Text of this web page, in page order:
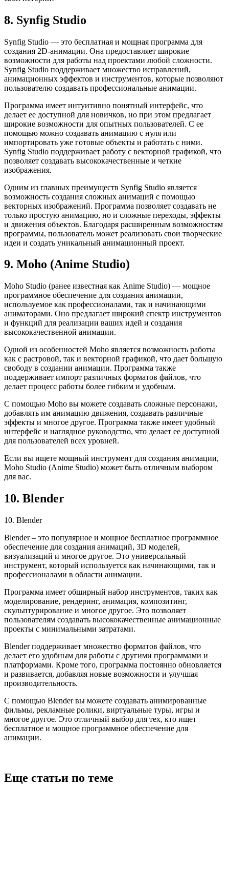
8. Synfig Studio
Synfig Studio — это бесплатная и мощная программа для
создания 2D-анимации. Она предоставляет широкие
возможности для работы над проектами любой сложности.
Synfig Studio поддерживает множество исправлений,
анимационных эффектов и инструментов, которые позволяют
пользователю создавать профессиональные анимации.
Программа имеет интуитивно понятный интерфейс, что
делает ее доступной для новичков, но при этом предлагает
широкие возможности для опытных пользователей. С ее
помощью можно создавать анимацию с нуля или
импортировать уже готовые объекты и работать с ними.
Synfig Studio поддерживает работу с векторной графикой, что
позволяет создавать высококачественные и четкие
изображения.
Одним из главных преимуществ Synfig Studio является
возможность создания сложных анимаций с помощью
векторных изображений. Программа позволяет создавать не
только простую анимацию, но и сложные переходы, эффекты
и движения объектов. Благодаря расширенным возможностям
программы, пользователь может реализовать свои творческие
идеи и создать уникальный анимационный проект.
9. Moho (Anime Studio)
Moho Studio (ранее известная как Anime Studio) — мощное
программное обеспечение для создания анимации,
используемое как профессионалами, так и начинающими
аниматорами. Оно предлагает широкий спектр инструментов
и функций для реализации ваших идей и создания
высококачественной анимации.
Одной из особенностей Moho является возможность работы
как с растровой, так и векторной графикой, что дает большую
свободу в создании анимации. Программа также
поддерживает импорт различных форматов файлов, что
делает процесс работы более гибким и удобным.
С помощью Moho вы можете создавать сложные персонажи,
добавлять им анимацию движения, создавать различные
эффекты и многое другое. Программа также имеет удобный
интерфейс и наглядное руководство, что делает ее доступной
для пользователей всех уровней.
Если вы ищете мощный инструмент для создания анимации,
Moho Studio (Anime Studio) может быть отличным выбором
для вас.
10. Blender
10. Blender
Blender – это популярное и мощное бесплатное программное
обеспечение для создания анимаций, 3D моделей,
визуализаций и многое другое. Это универсальный
инструмент, который используется как начинающими, так и
профессионалами в области анимации.
Программа имеет обширный набор инструментов, таких как
моделирование, рендеринг, анимация, композитинг,
скульптурирование и многое другое. Это позволяет
пользователям создавать высококачественные анимационные
проекты с минимальными затратами.
Blender поддерживает множество форматов файлов, что
делает его удобным для работы с другими программами и
платформами. Кроме того, программа постоянно обновляется
и развивается, добавляя новые возможности и улучшая
производительность.
С помощью Blender вы можете создавать анимированные
фильмы, рекламные ролики, виртуальные туры, игры и
многое другое. Это отличный выбор для тех, кто ищет
бесплатное и мощное программное обеспечение для
анимации.
Еще статьи по теме